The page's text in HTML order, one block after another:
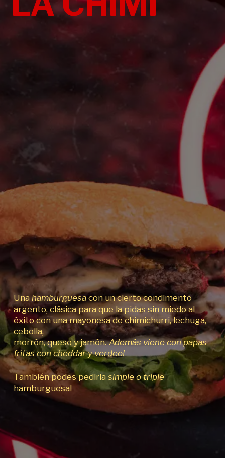
Una hamburguesa con un cierto condimento
argento, clásica para que la pidas sin miedo al
éxito con una mayonesa de chimichurri, lechuga,
cebolla,
morrón, queso y jamón. Además viene con papas
fritas con cheddar y verdeo!
También podes pedirla simple o triple
hamburguesa!